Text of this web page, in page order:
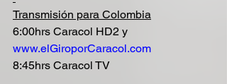
Transmisión para Colombia
6:00hrs Caracol HD2 y
www.elGiroporCaracol.com
8:45hrs Caracol TV